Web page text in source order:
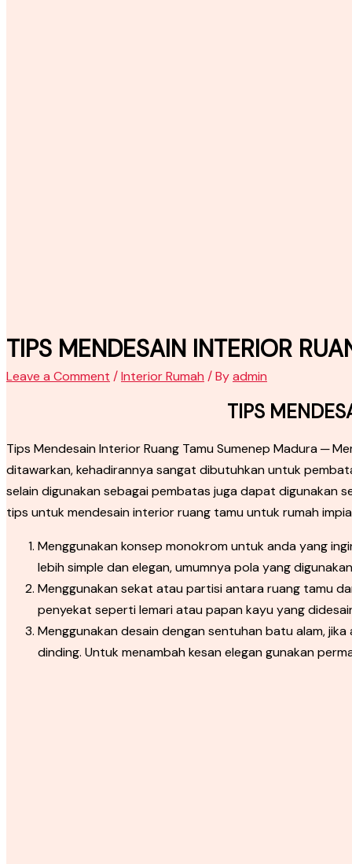
TIPS MENDESAIN INTERIOR
Leave a Comment /Interior Rumah / Byadmin
TIPS
Tips Mendesain Interior Ruang Tamu Sumenep Madura ─
ditawarkan, kehadirannya sangat dibutuhkan untuk
selain digunakan sebagai pembatas juga dapat digunakan
tips untuk mendesain interior ruang tamu untuk rumah
Menggunakan konsep monokrom untuk anda yang
lebih simple dan elegan, umumnya pola yang
Menggunakan sekat atau partisi antara ruang tamu
penyekat seperti lemari atau papan kayu yang
Menggunakan desain dengan sentuhan batu alam,
dinding. Untuk menambah kesan elegan gunakan